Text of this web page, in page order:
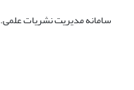
سامانه مدیریت نشریات علمی.